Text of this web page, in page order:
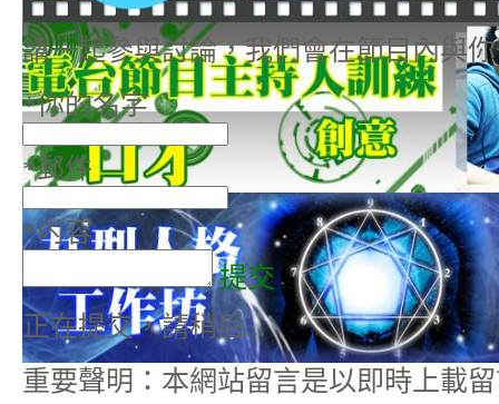
請一起參與討論，我們會在節目內與
*你的名字
*郵件
*内容
提交
正在提交，請稍后...
重要聲明：本網站留言是以即時上載